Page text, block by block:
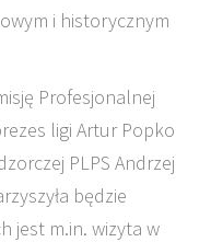
i historycznym
Profesjonalnej
ligi Artur Popko
PLPS Andrzej
będzie
jest m.in. wizyta w